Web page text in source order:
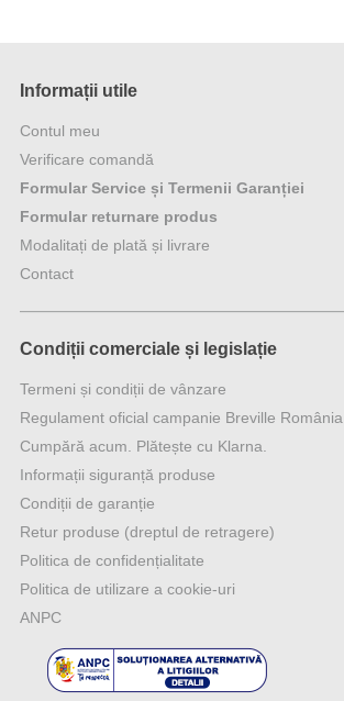
Informații utile
Contul meu
Verificare comandă
Formular Service și Termenii Garanției
Formular returnare produs
Modalitați de plată și livrare
Contact
Condiții comerciale și legislație
Termeni și condiții de vânzare
Regulament oficial campanie Breville România
Cumpără acum. Plătește cu Klarna.
Informații siguranță produse
Condiții de garanție
Retur produse (dreptul de retragere)
Politica de confidențialitate
Politica de utilizare a cookie-uri
ANPC